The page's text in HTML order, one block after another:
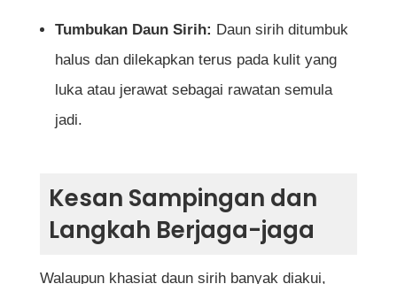
Tumbukan Daun Sirih: Daun sirih ditumbuk
halus dan dilekapkan terus pada kulit yang
luka atau jerawat sebagai rawatan semula
jadi.
Kesan Sampingan dan
Langkah Berjaga-jaga
Walaupun khasiat daun sirih banyak diakui,